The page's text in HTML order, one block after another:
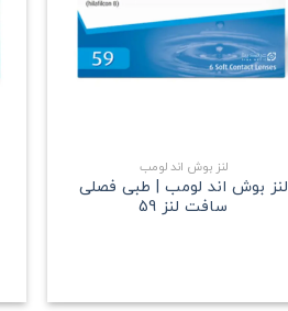
لنز بوش اند لومب
لنز بوش اند لومب | طبی فصلی
سافت لنز 59